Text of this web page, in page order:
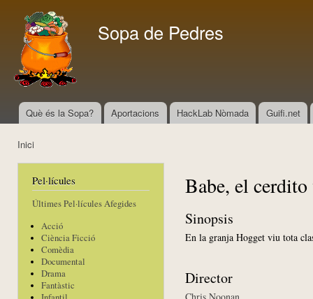
Sopa de Pedres
Menú principal
Què és la Sopa? Aportacions HackLab Nòmada Guifi.net
Inici
Pel·lícules
Últimes Pel·lícules Afegides
Acció
Ciència Ficció
Comèdia
Documental
Drama
Fantàstic
Babe, el
Sinopsis
En la granja Hogget viu tota
Director